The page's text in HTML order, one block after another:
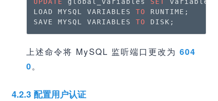
LOAD MYSQL VARIABLES TO
RUNTIME;
SAVE MYSQL VARIABLES TO DISK;
上述命令将 MySQL 监听端口更改为 604
0。
4.2.3 配置用户认证